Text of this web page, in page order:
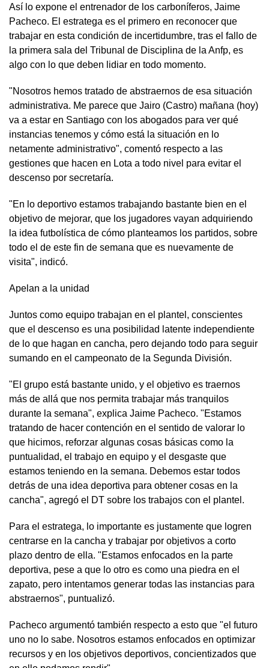
Así lo expone el entrenador de los carboníferos, Jaime
Pacheco. El estratega es el primero en reconocer que
trabajar en esta condición de incertidumbre, tras el fallo de
la primera sala del Tribunal de Disciplina de la Anfp, es
algo con lo que deben lidiar en todo momento.
"Nosotros hemos tratado de abstraernos de esa situación
administrativa. Me parece que Jairo (Castro) mañana (hoy)
va a estar en Santiago con los abogados para ver qué
instancias tenemos y cómo está la situación en lo
netamente administrativo", comentó respecto a las
gestiones que hacen en Lota a todo nivel para evitar el
descenso por secretaría.
"En lo deportivo estamos trabajando bastante bien en el
objetivo de mejorar, que los jugadores vayan adquiriendo
la idea futbolística de cómo planteamos los partidos, sobre
todo el de este fin de semana que es nuevamente de
visita", indicó.
Apelan a la unidad
Juntos como equipo trabajan en el plantel, conscientes
que el descenso es una posibilidad latente independiente
de lo que hagan en cancha, pero dejando todo para seguir
sumando en el campeonato de la Segunda División.
"El grupo está bastante unido, y el objetivo es traernos
más de allá que nos permita trabajar más tranquilos
durante la semana", explica Jaime Pacheco. "Estamos
tratando de hacer contención en el sentido de valorar lo
que hicimos, reforzar algunas cosas básicas como la
puntualidad, el trabajo en equipo y el desgaste que
estamos teniendo en la semana. Debemos estar todos
detrás de una idea deportiva para obtener cosas en la
cancha", agregó el DT sobre los trabajos con el plantel.
Para el estratega, lo importante es justamente que logren
centrarse en la cancha y trabajar por objetivos a corto
plazo dentro de ella. "Estamos enfocados en la parte
deportiva, pese a que lo otro es como una piedra en el
zapato, pero intentamos generar todas las instancias para
abstraernos", puntualizó.
Pacheco argumentó también respecto a esto que "el futuro
uno no lo sabe. Nosotros estamos enfocados en optimizar
recursos y en los objetivos deportivos, concientizados que